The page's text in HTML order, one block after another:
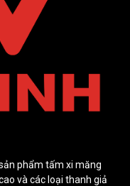
phẩm tấm xi măng
và các loại thanh giả